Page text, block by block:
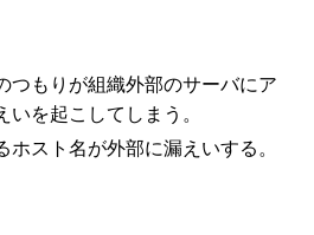
つもりが組織外部のサーバにア
いを起こしてしまう。
ホスト名が外部に漏えいする。